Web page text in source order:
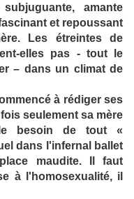
amante
et repoussant
Les étreintes de
elles pas - tout le
– dans un climat de
à rédiger ses
seulement sa mère
besoin de tout «
dans l'infernal ballet
maudite. Il faut
à l'homosexualité, il